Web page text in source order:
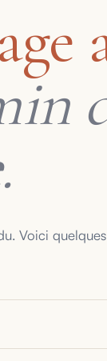
Voici